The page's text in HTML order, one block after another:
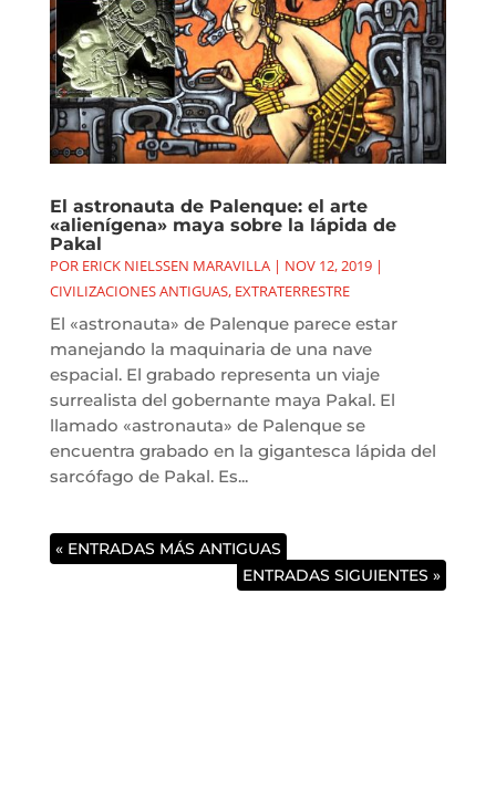
El astronauta de Palenque: el arte
«alienígena» maya sobre la lápida de
Pakal
POR ERICK NIELSSEN MARAVILLA| NOV 12, 2019|
CIVILIZACIONES ANTIGUAS, EXTRATERRESTRE
El «astronauta» de Palenque parece estar
manejando la maquinaria de una nave
espacial. El grabado representa un viaje
surrealista del gobernante maya Pakal. El
llamado «astronauta» de Palenque se
encuentra grabado en la gigantesca lápida del
sarcófago de Pakal. Es...
« ENTRADAS MÁS ANTIGUAS
ENTRADAS SIGUIENTES »